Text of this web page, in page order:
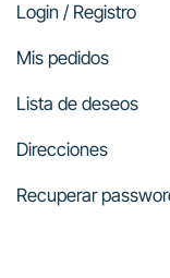
Login / Registro
Mis pedidos
Lista de deseos
Direcciones
Recuperar